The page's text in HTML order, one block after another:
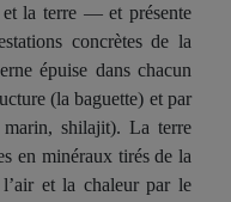
la terre — et présente
concrètes de la
épuise dans chacun
(la baguette) et par
marin, shilajit). La terre
en minéraux tirés de la
et la chaleur par le